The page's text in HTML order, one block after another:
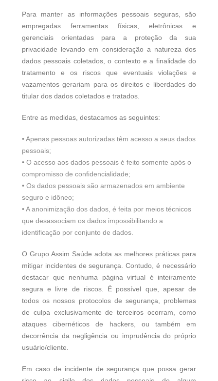
Para manter as informações pessoais seguras, são
empregadas ferramentas físicas, eletrônicas e
gerenciais orientadas para a proteção da sua
privacidade levando em consideração a natureza dos
dados pessoais coletados, o contexto e a finalidade do
tratamento e os riscos que eventuais violações e
vazamentos gerariam para os direitos e liberdades do
titular dos dados coletados e tratados.
Entre as medidas, destacamos as seguintes:
• Apenas pessoas autorizadas têm acesso a seus dados
pessoais;
• O acesso aos dados pessoais é feito somente após o
compromisso de confidencialidade;
• Os dados pessoais são armazenados em ambiente
seguro e idôneo;
• A anonimização dos dados, é feita por meios técnicos
que desassociam os dados impossibilitando a
identificação por conjunto de dados.
O Grupo Assim Saúde adota as melhores práticas para
mitigar incidentes de segurança. Contudo, é necessário
destacar que nenhuma página virtual é inteiramente
segura e livre de riscos. É possível que, apesar de
todos os nossos protocolos de segurança, problemas
de culpa exclusivamente de terceiros ocorram, como
ataques cibernéticos de hackers, ou também em
decorrência da negligência ou imprudência do próprio
usuário/cliente.
Em caso de incidente de segurança que possa gerar